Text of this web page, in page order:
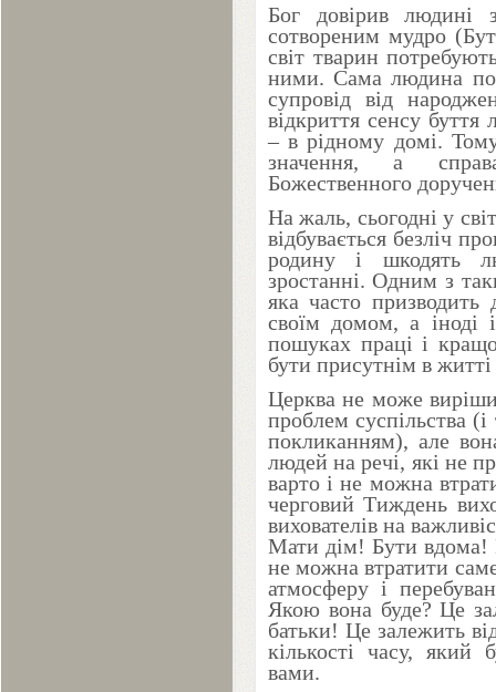
Бог довірив людині
сотвореним мудро
світ тварин
ними. Сама людина
супровід від
відкриття сенсу
– в рідному домі.
значення, а
Божественного
На жаль, сьогодні у
відбувається безліч
родину і шкодять
зростанні. Одним з
яка часто призводить
своїм домом, а іноді
пошуках праці і
бути присутнім в
Церква не може
проблем суспільства
покликанням), але
людей на речі, які не
варто і не можна
черговий Тиждень
вихователів на
Мати дім! Бути вдома!
не можна втратити
атмосферу і
Якою вона буде? Це
батьки! Це залежить
кількості часу, який
вами.